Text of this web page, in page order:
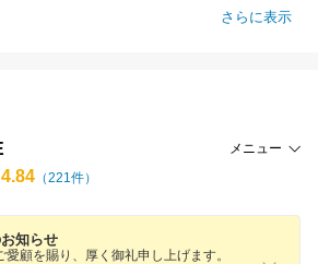
さらに表示
メニュー
4.84 （221件）
知らせ
顧を賜り、厚く御礼申し上げます。